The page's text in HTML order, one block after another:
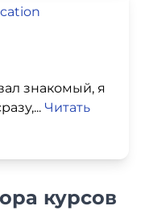
знакомый, я
Читать
курсов